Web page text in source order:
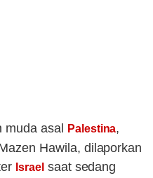
muda asal Palestina,
Hawila, dilaporkan
Israel saat sedang